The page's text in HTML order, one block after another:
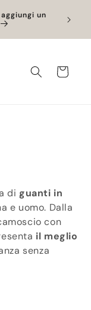
un
Carrello
di guanti in
e uomo. Dalla
con
il meglio
senza